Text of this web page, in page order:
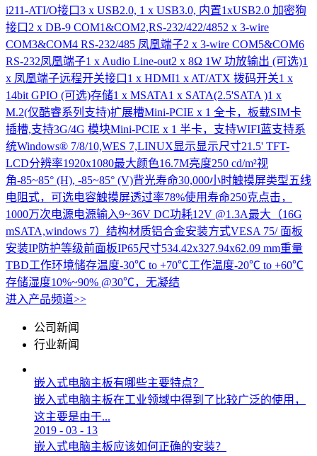
i211-ATI/O接口3 x USB2.0, 1 x USB3.0, 内置1xUSB2.0 加密狗
接口2 x DB-9 COM1&COM2,RS-232/422/4852 x 3-wire
COM3&COM4 RS-232/485 凤凰端子2 x 3-wire COM5&COM6
RS-232凤凰端子1 x Audio Line-out2 x 8Ω 1W 功放输出 (可选)1
x 凤凰端子远程开关接口1 x HDMI1 x AT/ATX 拨码开关1 x
14bit GPIO (可选)存储1 x MSATA1 x SATA(2.5'SATA )1 x
M.2(仅酷睿系列支持)扩展槽Mini-PCIE x 1 全卡，板载SIM卡
插槽,支持3G/4G 模块Mini-PCIE x 1 半卡，支持WIFI蓝支持系
统Windows® 7/8/10,WES 7,LINUX显示显示尺寸21.5' TFT-
LCD分辨率1920x1080最大颜色16.7M亮度250 cd/m²视
角-85~85° (H), -85~85° (V)背光寿命30,000小时触摸屏类型五线
电阻式，可选电容触摸屏透过率78%使用寿命250克点击，
1000万次电源电源输入9~36V DC功耗12V @1.3A最大（16G
mSATA,windows 7）结构材质铝合金安装方式VESA 75/ 面板
安装IP防护等级前面板IP65尺寸534.42x327.94x62.09 mm重量
TBD工作环境储存温度-30℃ to +70℃工作温度-20℃ to +60℃
存储湿度10%~90% @30℃，无凝结
进入产品频道>>
公司新闻
行业新闻
嵌入式电脑主板有哪些主要特点？
嵌入式电脑主板在工业领域中得到了比较广泛的使用，
这主要是由于...
2019 - 03 - 13
嵌入式电脑主板应该如何正确的安装？